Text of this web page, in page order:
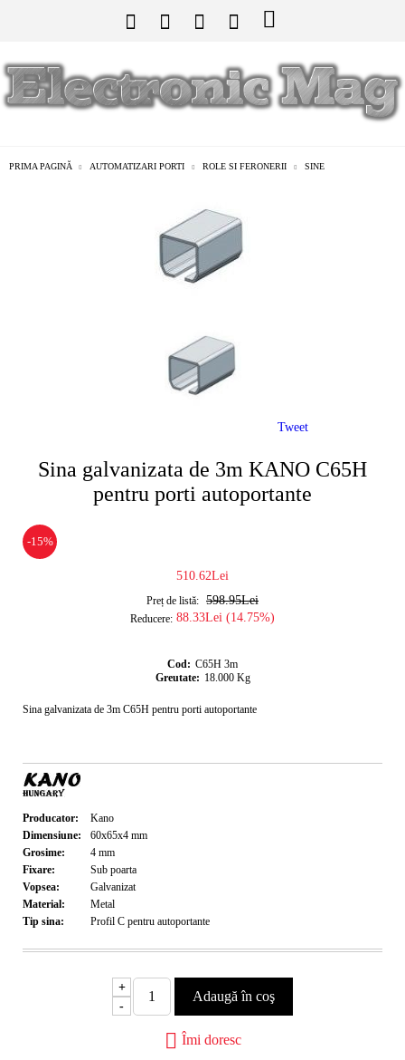
PRIMA PAGINĂ AUTOMATIZARI PORTI ROLE SI FERONERII SINE
Sina galvanizata de 3m KANO C65H
pentru porti autoportante
-15%
510.62Lei
Preț de listă: 598.95Lei
Reducere: 88.33Lei (14.75%)
Cod: C65H 3m
Greutate: 18.000 Kg
Sina galvanizata de 3m C65H pentru porti autoportante
Producator:
Kano
Dimensiune:
60x65x4 mm
Grosime:
4 mm
Fixare:
Sub poarta
Vopsea:
Galvanizat
Material:
Metal
Tip sina:
Profil C pentru autoportante
+
-
Îmi doresc
Tweet